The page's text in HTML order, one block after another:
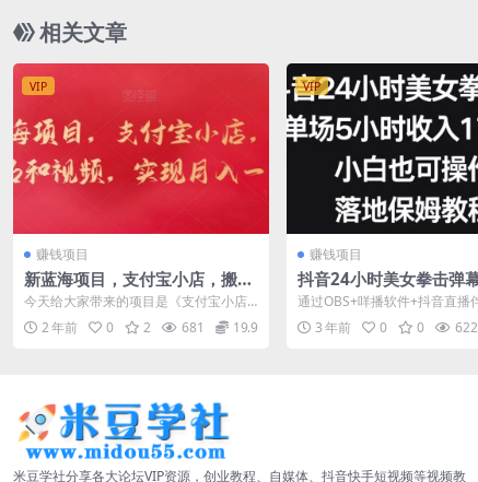
相关文章
VIP
赚钱项目
新蓝海项目，支付宝小店，搬运
商品和视频，实现月入一万+
今天给大家带来的项目是《支付宝小店
无货源店群项目》，不需要投资一分
钱，这个完全是...
2 年前 0 2 681 19.9
VIP
赚钱项目
抖音24小时美女拳击弹
5小时收入1700+，小白
作，落地保姆教程
通过OBS+咩播软件+抖音直播
建一个美女拳击比赛的直播间
小时...3 年前 0 0 622
米豆学社分享各大论坛VIP资源，创业教程、自媒体、抖音快手短视频等视频教